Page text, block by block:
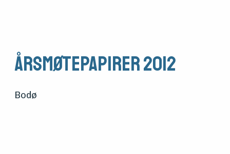
Årsmøtepapirer 2012
Bodø